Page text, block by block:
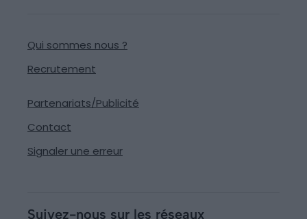
Qui sommes nous ?
Recrutement
Partenariats/Publicité
Contact
Signaler une erreur
Suivez-nous sur les réseaux